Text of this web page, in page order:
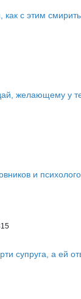
с этим
желающему у
и
супруга, а ей